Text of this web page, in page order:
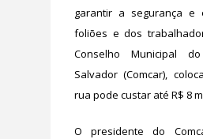
garantir a segurança e
foliões e dos
Conselho Municipal
Salvador (Comcar),
rua pode custar até R$ 8
O presidente do